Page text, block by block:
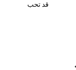
قد تحب